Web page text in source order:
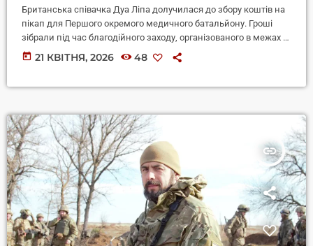
Британська співачка Дуа Ліпа долучилася до збору коштів на
пікап для Першого окремого медичного батальйону. Гроші
зібрали під час благодійного заходу, організованого в межах її
медіапроєкту Service95. Про це розповіли у батальйоні,
повідомляє Суспільне Культура. View this post on Instagram A
велика… Але вона ніколи і […]
today 21 КВІТНЯ, 2026 48
insert_link